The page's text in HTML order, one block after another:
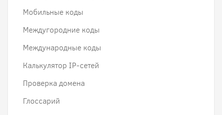
Мобильные коды
Междугородние коды
Международные коды
Калькулятор IP-сетей
Проверка домена
Глоссарий